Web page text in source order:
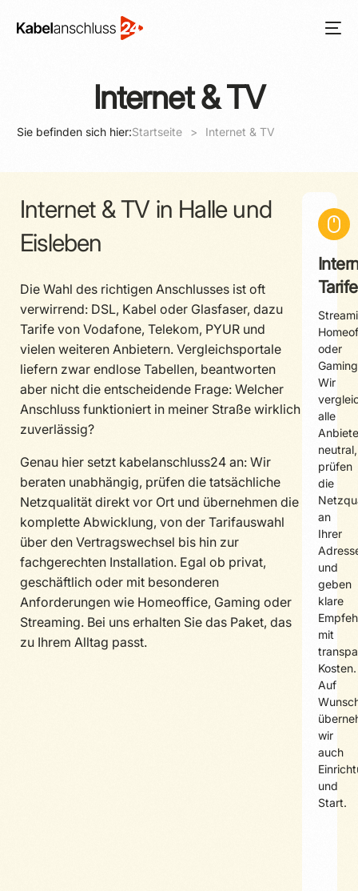
Internet & TV
Sie befinden sich hier:Startseite Internet & TV
Internet & TV in Halle und
Eisleben
Die Wahl des richtigen Anschlusses ist oft
verwirrend: DSL, Kabel oder Glasfaser, dazu
Tarife von Vodafone, Telekom, PYUR und
vielen weiteren Anbietern. Vergleichsportale
liefern zwar endlose Tabellen, beantworten
aber nicht die entscheidende Frage: Welcher
Anschluss funktioniert in meiner Straße wirklich
zuverlässig?
Genau hier setzt kabelanschluss24 an: Wir
beraten unabhängig, prüfen die tatsächliche
Netzqualität direkt vor Ort und übernehmen die
komplette Abwicklung, von der Tarifauswahl
über den Vertragswechsel bis hin zur
fachgerechten Installation. Egal ob privat,
geschäftlich oder mit besonderen
Anforderungen wie Homeoffice, Gaming oder
Streaming. Bei uns erhalten Sie das Paket, das
zu Ihrem Alltag passt.
Tarife
oder
Wir
alle
neutral,
prüfen
die
an
Ihrer
und
geben
klare
mit
Kosten.
Auf
wir
auch
und
Start.